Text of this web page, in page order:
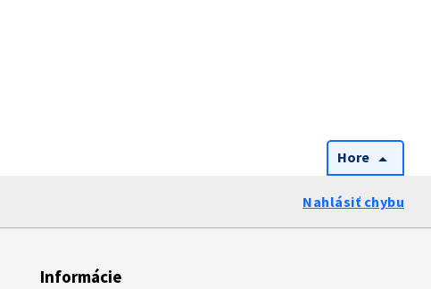
Hore arrow_drop_up
Nahlásiť chybu
Informácie